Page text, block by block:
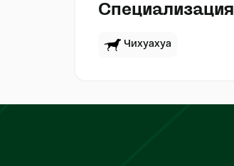
Специализация
Чихуахуа